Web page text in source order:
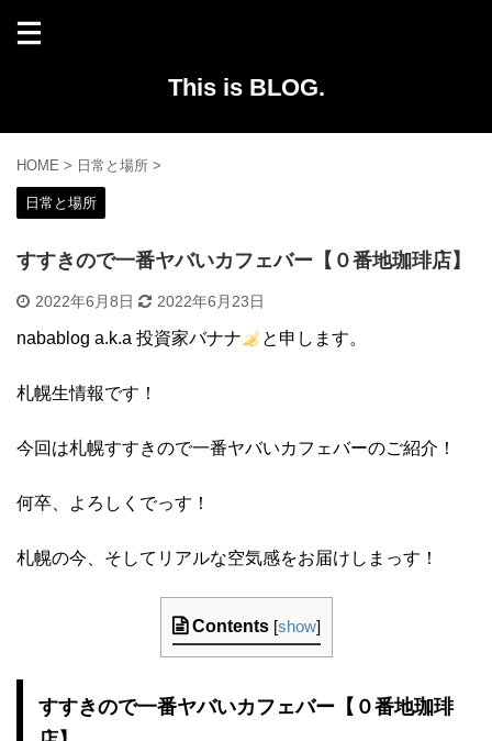
This is BLOG.
HOME > 日常と場所 >
日常と場所
すすきので一番ヤバいカフェバー【０番地珈琲店】
2022年6月8日 2022年6月23日
nabablog a.k.a 投資家バナナ と申します。
札幌生情報です！
今回は札幌すすきので一番ヤバいカフェバーのご紹介！
何卒、よろしくでっす！
札幌の今、そしてリアルな空気感をお届けしまっす！
Contents [show]
すすきので一番ヤバいカフェバー【０番地珈琲